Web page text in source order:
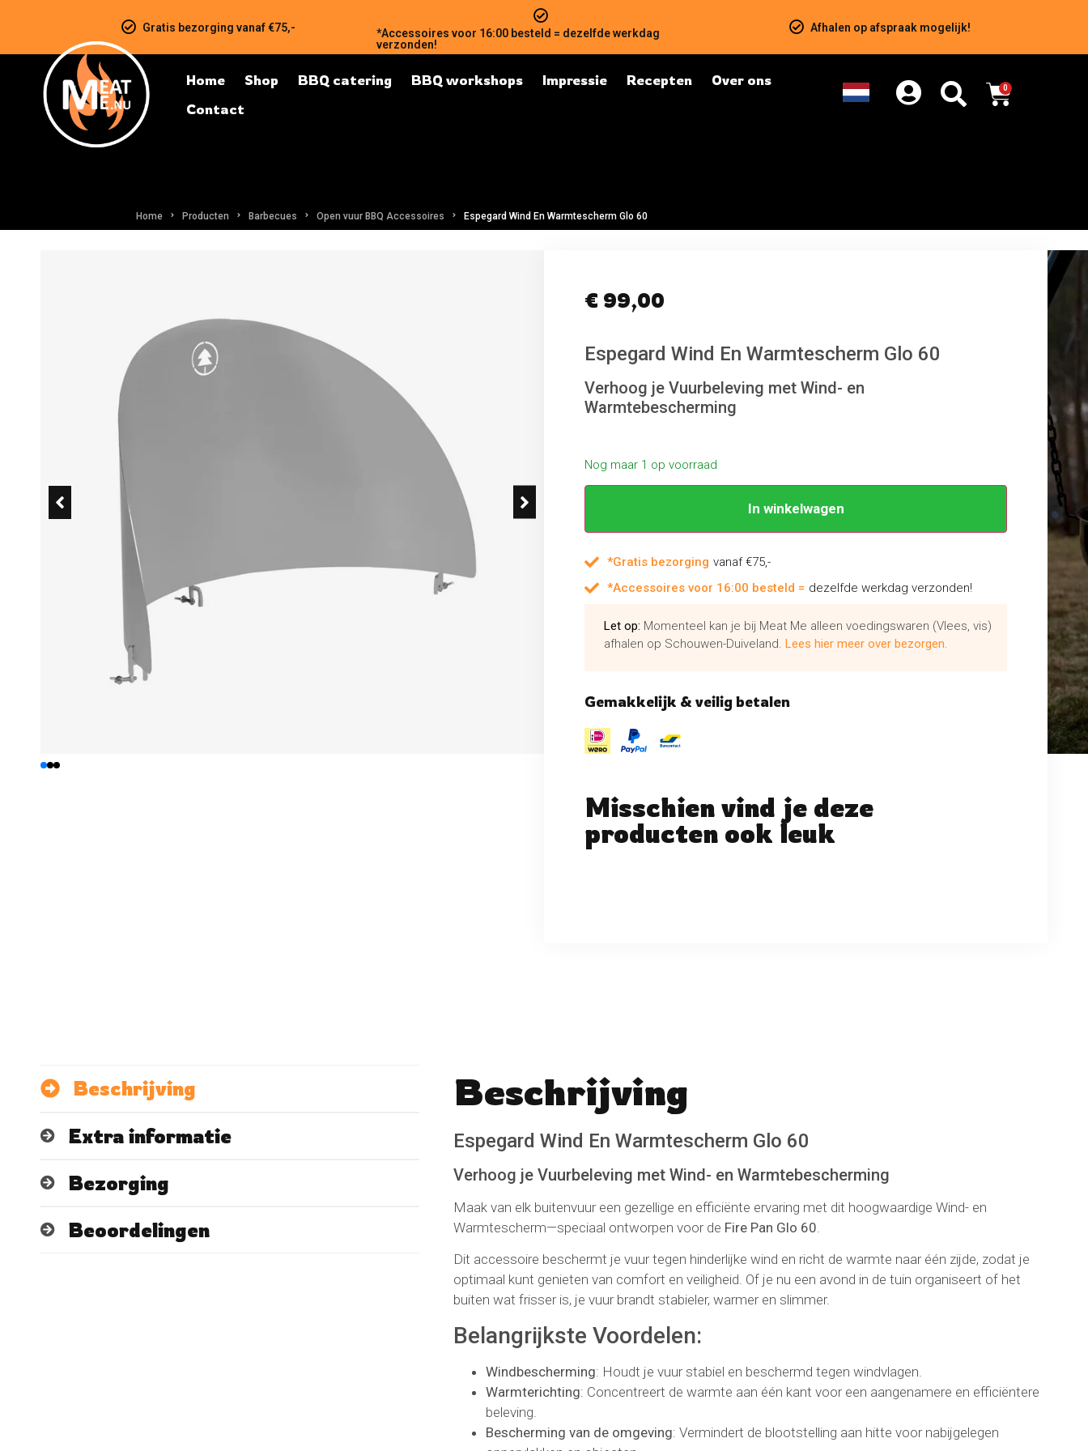
Gratis bezorging vanaf €75,-
*Accessoires voor 16:00 besteld = dezelfde werkdag
verzonden!
Afhalen op afspraak mogelijk!
Home Shop BBQ catering BBQ workshops Impressie Recepten
Over ons
Contact
0
Home Producten Barbecues Open vuur BBQ Accessoires Espegard Wind En Warmtescherm Glo 60
€ 99,00
Espegard Wind En Warmtescherm Glo 60
Verhoog je Vuurbeleving met Wind- en
Warmtebescherming
Nog maar 1 op voorraad
In winkelwagen
*Gratis bezorging vanaf €75,-
*Accessoires voor 16:00 besteld = dezelfde werkdag verzonden!
Let op: Momenteel kan je bij Meat Me alleen voedingswaren (Vlees, vis)
afhalen op Schouwen-Duiveland. Lees hier meer over bezorgen.
Gemakkelijk & veilig betalen
Misschien vind je deze
producten ook leuk
Beschrijving
Extra informatie
Bezorging
Beoordelingen
Beschrijving
Espegard Wind En Warmtescherm Glo 60
Verhoog je Vuurbeleving met Wind- en Warmtebescherming
Maak van elk buitenvuur een gezellige en efficiënte ervaring met dit hoogwaardige Wind- en
Warmtescherm—speciaal ontworpen voor de Fire Pan Glo 60
Dit accessoire beschermt je vuur tegen hinderlijke wind en richt de warmte naar één zijde, zodat je
optimaal kunt genieten van comfort en veiligheid. Of je nu een avond in de tuin organiseert of het
buiten wat frisser is, je vuur brandt stabieler, warmer en slimmer.
Belangrijkste Voordelen:
Windbescherming: Houdt je vuur stabiel en beschermd tegen windvlagen.
Warmterichting: Concentreert de warmte aan één kant voor een aangenamere en efficiëntere
beleving.
Bescherming van de omgeving: Vermindert de blootstelling aan hitte voor nabijgelegen
No reviews found Schrijf een beoordeling